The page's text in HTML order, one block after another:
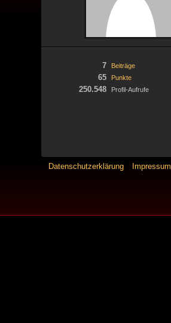
Beiträge
7
Punkte
65
Profil-Aufrufe
250.548
Datenschutzerklärung Impressum